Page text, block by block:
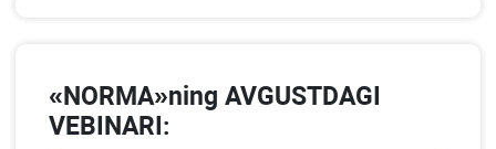
«NORMA»ning AVGUSTDAGI
VEBINARI: